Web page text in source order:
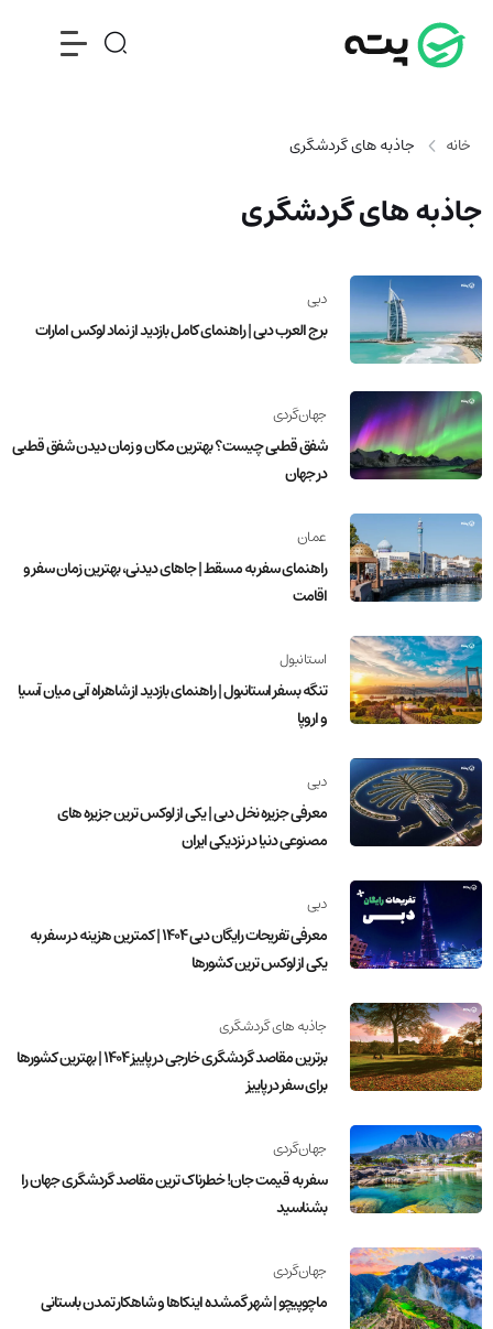
خانه جاذبه های گردشگری
جاذبه های گردشگری
دبی
برج العرب دبی | راهنمای کامل بازدید از نماد لوکس امارات
جهان‌گردی
شفق قطبی چیست؟ بهترین مکان و زمان دیدن شفق قطبی
در جهان
عمان
راهنمای سفر به مسقط | جاهای دیدنی، بهترین زمان سفر و
اقامت
استانبول
تنگه بسفر استانبول | راهنمای بازدید از شاهراه آبی میان آسیا
و اروپا
دبی
معرفی جزیره نخل دبی | یکی از لوکس ترین جزیره های
مصنوعی دنیا در نزدیکی ایران
دبی
معرفی تفریحات رایگان دبی 1404 | کمترین هزینه در سفر به
یکی از لوکس ترین کشورها
جاذبه های گردشگری
برترین مقاصد گردشگری خارجی در پاییز 1404 | بهترین کشورها
برای سفر در پاییز
جهان‌گردی
سفر به قیمت جان! خطرناک ترین مقاصد گردشگری جهان را
بشناسید
جهان‌گردی
ماچوپیچو | شهر گمشده اینکاها و شاهکار تمدن باستانی